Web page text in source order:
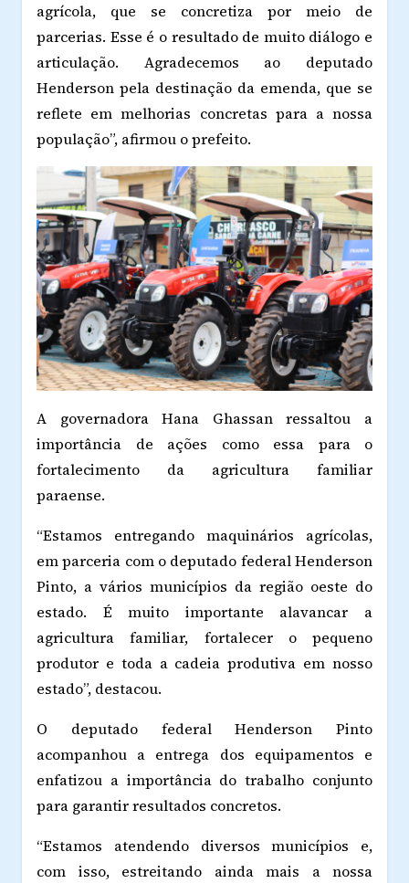
agrícola, que se concretiza por meio de
parcerias. Esse é o resultado de muito diálogo e
articulação. Agradecemos ao deputado
Henderson pela destinação da emenda, que se
reflete em melhorias concretas para a nossa
população”, afirmou o prefeito.
A governadora Hana Ghassan ressaltou a
importância de ações como essa para o
fortalecimento da agricultura familiar
paraense.
“Estamos entregando maquinários agrícolas,
em parceria com o deputado federal Henderson
Pinto, a vários municípios da região oeste do
estado. É muito importante alavancar a
agricultura familiar, fortalecer o pequeno
produtor e toda a cadeia produtiva em nosso
estado”, destacou.
O deputado federal Henderson Pinto
acompanhou a entrega dos equipamentos e
enfatizou a importância do trabalho conjunto
para garantir resultados concretos.
“Estamos atendendo diversos municípios e,
com isso, estreitando ainda mais a nossa